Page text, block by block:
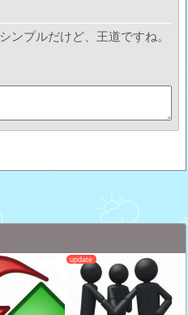
シンプルだけど、王道ですね。